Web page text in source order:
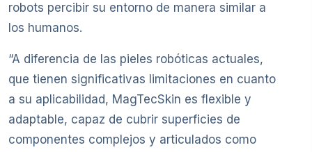
robots percibir su entorno de manera similar a
los humanos.
“A diferencia de las pieles robóticas actuales,
que tienen significativas limitaciones en cuanto
a su aplicabilidad, MagTecSkin es flexible y
adaptable, capaz de cubrir superficies de
componentes complejos y articulados como